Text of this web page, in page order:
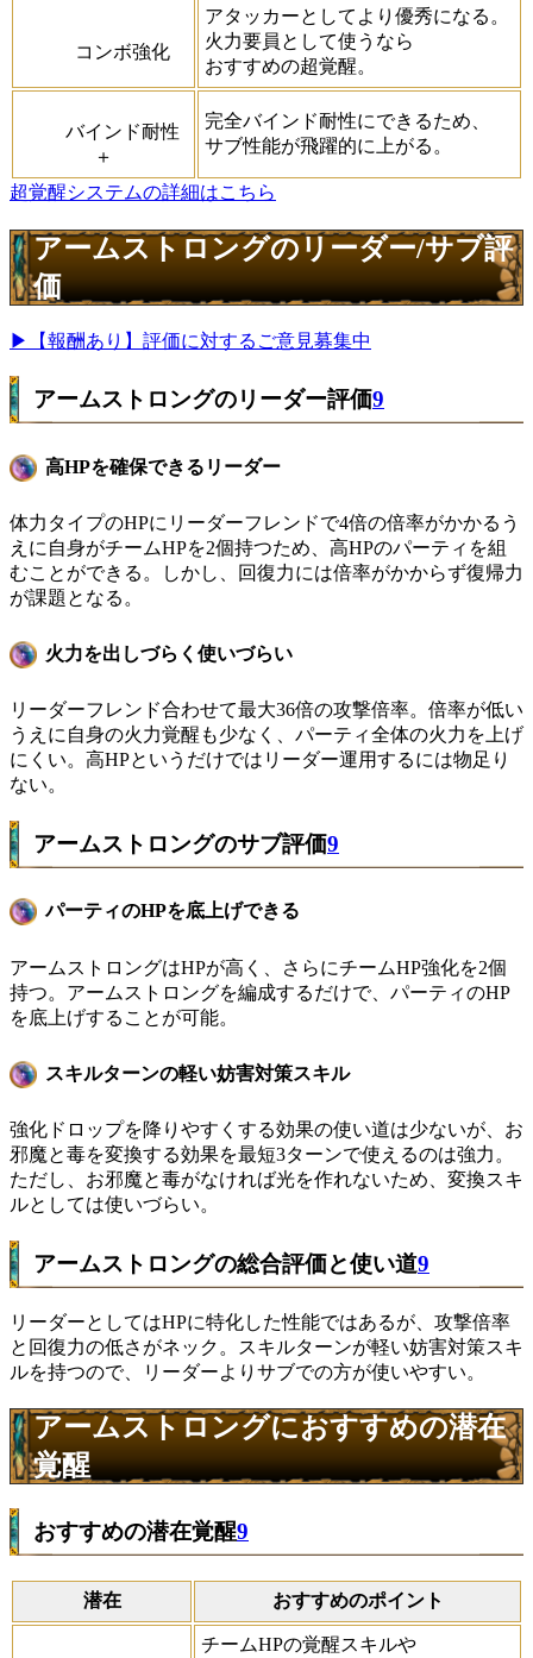
コンボ強化
アタッカーとしてより優秀になる。
火力要員として使うなら
おすすめの超覚醒。
バインド耐性
＋
完全バインド耐性にできるため、
サブ性能が飛躍的に上がる。
超覚醒システムの詳細はこちら
アームストロングのリーダー/サブ評
価
▶【報酬あり】評価に対するご意見募集中
アームストロングのリーダー評価9
高HPを確保できるリーダー
体力タイプのHPにリーダーフレンドで4倍の倍率がかかるう
えに自身がチームHPを2個持つため、高HPのパーティを組
むことができる。しかし、回復力には倍率がかからず復帰力
が課題となる。
火力を出しづらく使いづらい
リーダーフレンド合わせて最大36倍の攻撃倍率。倍率が低い
うえに自身の火力覚醒も少なく、パーティ全体の火力を上げ
にくい。高HPというだけではリーダー運用するには物足り
ない。
アームストロングのサブ評価9
パーティのHPを底上げできる
アームストロングはHPが高く、さらにチームHP強化を2個
持つ。アームストロングを編成するだけで、パーティのHP
を底上げすることが可能。
スキルターンの軽い妨害対策スキル
強化ドロップを降りやすくする効果の使い道は少ないが、お
邪魔と毒を変換する効果を最短3ターンで使えるのは強力。
ただし、お邪魔と毒がなければ光を作れないため、変換スキ
ルとしては使いづらい。
アームストロングの総合評価と使い道9
リーダーとしてはHPに特化した性能ではあるが、攻撃倍率
と回復力の低さがネック。スキルターンが軽い妨害対策スキ
ルを持つので、リーダーよりサブでの方が使いやすい。
アームストロングにおすすめの潜在
覚醒
おすすめの潜在覚醒9
潜在 おすすめのポイント
チームHPの覚醒スキルや